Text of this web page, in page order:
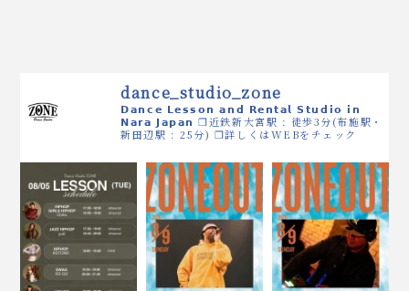
dance_studio_zone
𝗗𝗮𝗻𝗰𝗲 𝗟𝗲𝘀𝘀𝗼𝗻 𝗮𝗻𝗱 𝗥𝗲𝗻𝘁𝗮𝗹 𝗦𝘁𝘂𝗱𝗶𝗼 𝗶𝗻
𝗡𝗮𝗿𝗮 𝗝𝗮𝗽𝗮𝗻❒近鉄新大宮駅 : 徒歩3分(布施駅・
新田辺駅 : 25分) ❒詳しくはWEBをチェック